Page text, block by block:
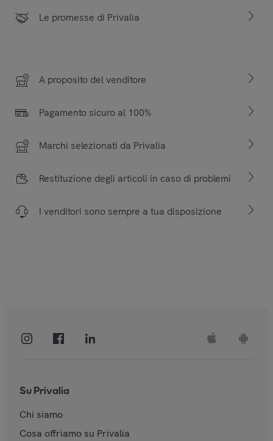
Le promesse di Privalia
A proposito del venditore
Pagamento sicuro al 100%
Marchi selezionati da Privalia
Restituzione degli articoli in caso di problemi
I venditori sono sempre a tua disposizione
Su Privalia
Chi siamo
Cosa offriamo su Privalia